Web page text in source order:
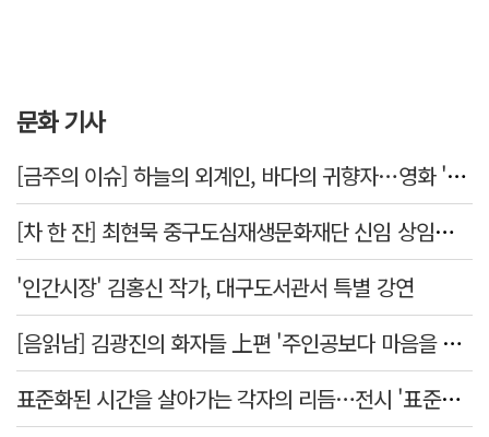
문화 기사
[금주의 이슈] 하늘의 외계인, 바다의 귀향자…영화 '호프'와 '오디세이'
[차 한 잔] 최현묵 중구도심재생문화재단 신임 상임이사 "서문시장·경상감영 등 지역 자원 활용…문화의 일상화"
'인간시장' 김홍신 작가, 대구도서관서 특별 강연
[음읽남] 김광진의 화자들 上편 '주인공보다 마음을 쓴 사람'
표준화된 시간을 살아가는 각자의 리듬…전시 '표준시차'